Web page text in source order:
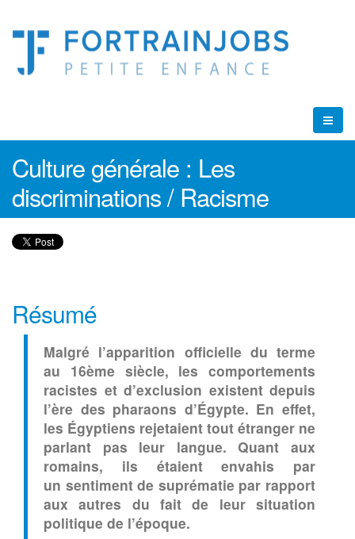
Culture générale : Les
discriminations / Racisme
Résumé
Malgré l’apparition officielle du terme
au 16ème siècle, les comportements
racistes et d’exclusion existent depuis
l’ère des pharaons d’Égypte. En effet,
les Égyptiens rejetaient tout étranger ne
parlant pas leur langue. Quant aux
romains, ils étaient envahis par
un sentiment de suprématie par rapport
aux autres du fait de leur situation
politique de l’époque.